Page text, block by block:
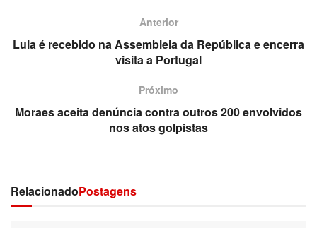
Anterior
Lula é recebido na Assembleia da República e encerra
visita a Portugal
Próximo
Moraes aceita denúncia contra outros 200 envolvidos
nos atos golpistas
RelacionadoPostagens